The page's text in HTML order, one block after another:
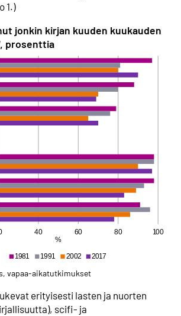
1.)
jonkin kirjan kuuden kuukauden
prosenttia
vapaa-aikatutkimukset
erityisesti lasten ja nuorten
scifi- ja